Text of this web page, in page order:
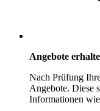
Angebote
Nach Prüfung
Angebote. Diese
Informationen